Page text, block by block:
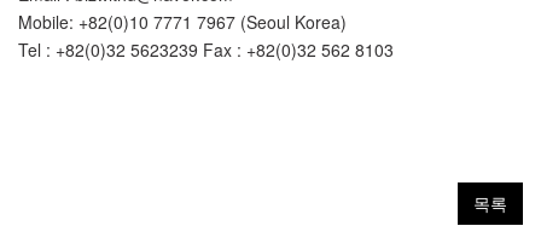
Mobile: +82(0)10 7771 7967 (Seoul Korea)
Tel : +82(0)32 5623239 Fax : +82(0)32 562 8103
목록